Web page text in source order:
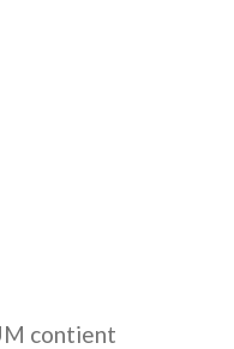
contient